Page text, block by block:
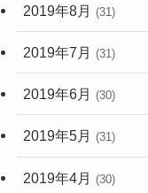
2019年8月 (31)
2019年7月 (31)
2019年6月 (30)
2019年5月 (31)
2019年4月 (30)